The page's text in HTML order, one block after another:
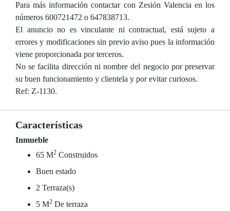
Para más información contactar con Zesión Valencia en los
números 600721472 o 647838713.
El anuncio no es vinculante ni contractual, está sujeto a
errores y modificaciones sin previo aviso pues la información
viene proporcionada por terceros.
No se facilita dirección ni nombre del negocio por preservar
su buen funcionamiento y clientela y por evitar curiosos.
Ref: Z-1130.
Características
Inmueble
65 M2 Construidos
Buen estado
2 Terraza(s)
5 M2 De terraza